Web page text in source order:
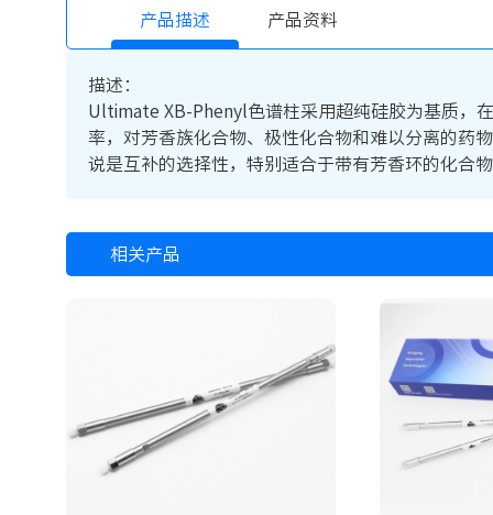
产品描述 产品资料
描述：
Ultimate XB-Phenyl色谱柱采用超纯硅胶为基质，
率，对芳香族化合物、极性化合物和难以分离的药
说是互补的选择性，特别适合于带有芳香环的化合
相关产品